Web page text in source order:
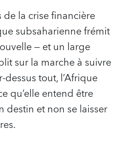
la crise financière
subsaharienne frémit
— et un large
sur la marche à suivre
dessus tout, l’Afrique
qu’elle entend être
destin et non se laisser